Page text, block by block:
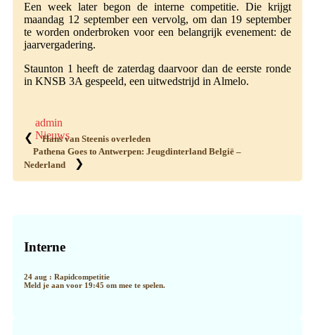
Een week later begon de interne competitie. Die krijgt
maandag 12 september een vervolg, om dan 19 september
te worden onderbroken voor een belangrijk evenement: de
jaarvergadering.
Staunton 1 heeft de zaterdag daarvoor dan de eerste ronde
in KNSB 3A gespeeld, een uitwedstrijd in Almelo.
admin
Nieuws
❮
Hans van Steenis overleden
Pathena Goes to Antwerpen: Jeugdinterland België –
Nederland
❯
Sidebar
Interne
24 aug : Rapidcompetitie
Meld je aan voor 19:45 om mee te spelen.